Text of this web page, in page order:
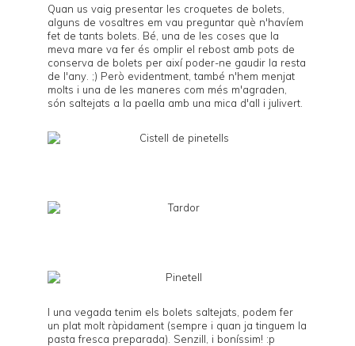
Quan us vaig presentar les croquetes de bolets
alguns de vosaltres em vau preguntar què n'havíem
fet de tants bolets. Bé, una de les coses que la
meva mare va fer és omplir el rebost amb pots de
conserva de bolets per així poder-ne gaudir la resta
de l'any. ;) Però evidentment, també n'hem menjat
molts i una de les maneres com més m'agraden,
són saltejats a la paella amb una mica d'all i julivert.
I una vegada tenim els bolets saltejats, podem fer
un plat molt ràpidament (sempre i quan ja tinguem la
pasta fresca preparada). Senzill, i boníssim! :p